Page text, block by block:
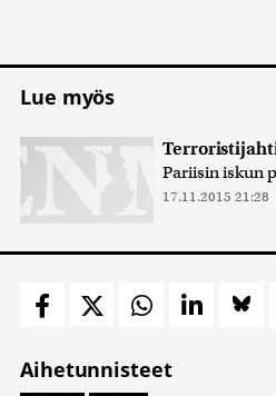
Lue myös
Pariisin iskun
17.11.2015 21:28
Aihetunnisteet